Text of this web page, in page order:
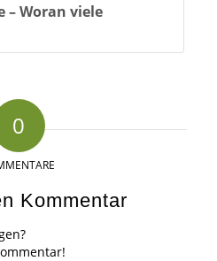
– Woran viele
0
Kommentar